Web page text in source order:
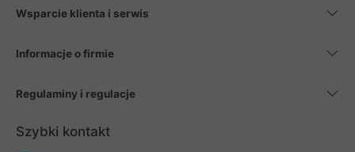
Wsparcie klienta i serwis
Informacje o firmie
Regulaminy i regulacje
Szybki kontakt